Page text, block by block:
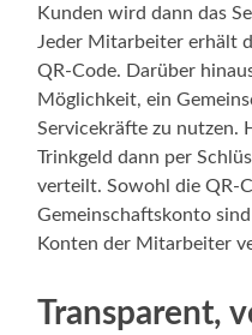
Kunden wird dann das
Jeder Mitarbeiter erhält
QR-Code. Darüber
Möglichkeit, ein
Servicekräfte zu nutzen.
Trinkgeld dann per
verteilt. Sowohl die QR-
Gemeinschaftskonto
Konten der Mitarbeiter
Transparent,